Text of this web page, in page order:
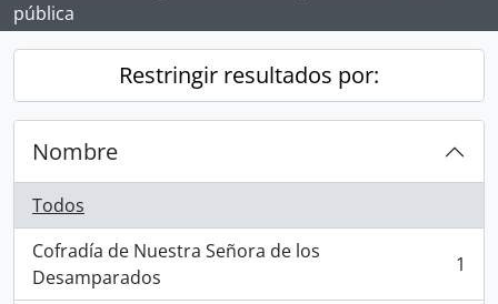
pública
Restringir resultados por:
Nombre
Todos
Cofradía de Nuestra Señora de los
Desamparados
, 1 resultados 1